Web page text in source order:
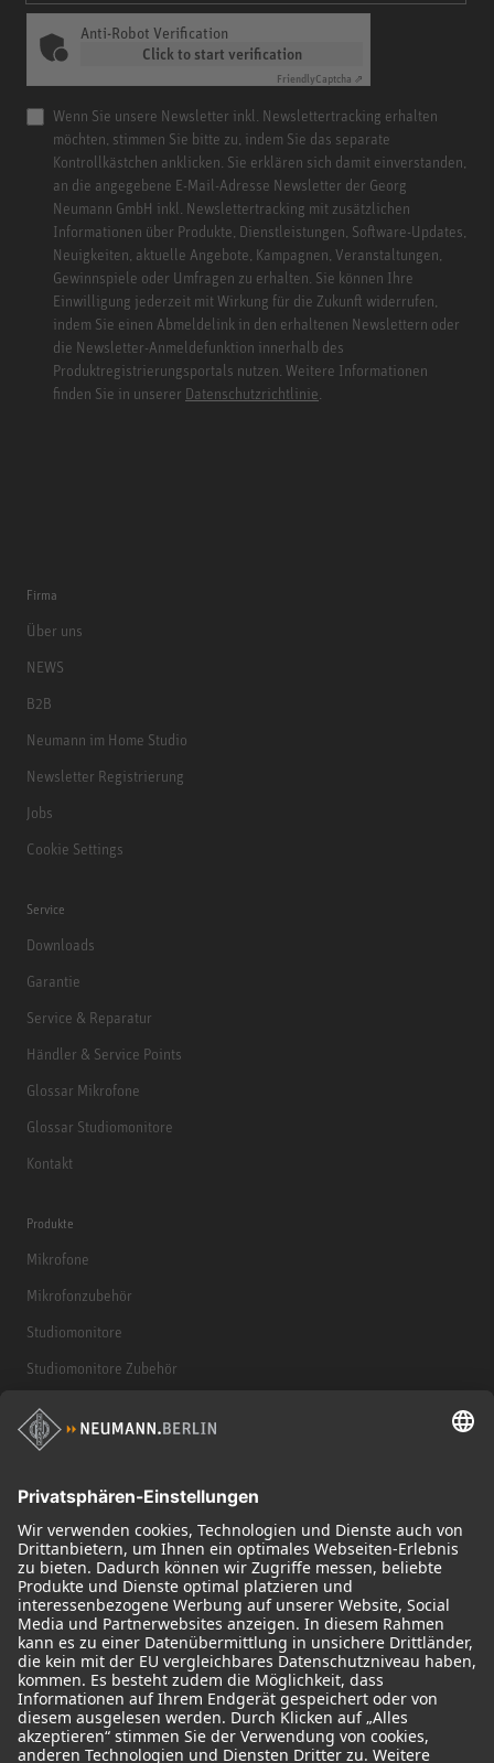
Anti-Robot Verification
Click to start verification
FriendlyCaptcha ⇗
Wenn Sie unsere Newsletter inkl. Newslettertracking erhalten
möchten, stimmen Sie bitte zu, indem Sie das separate
Kontrollkästchen anklicken. Sie erklären sich damit einverstanden,
an die angegebene E-Mail-Adresse Newsletter der Georg
Neumann GmbH inkl. Newslettertracking mit zusätzlichen
Informationen über Produkte, Dienstleistungen, Software-Updates,
Neuigkeiten, aktuelle Angebote, Kampagnen, Veranstaltungen,
Gewinnspiele oder Umfragen zu erhalten. Sie können Ihre
Einwilligung jederzeit mit Wirkung für die Zukunft widerrufen,
indem Sie einen Abmeldelink in den erhaltenen Newslettern oder
die Newsletter-Anmeldefunktion innerhalb des
Produktregistrierungsportals nutzen. Weitere Informationen
finden Sie in unserer Datenschutzrichtlinie
Firma
Über uns
NEWS
B2B
Neumann im Home Studio
Newsletter Registrierung
Jobs
Cookie Settings
Service
Downloads
Garantie
Service & Reparatur
Händler & Service Points
Glossar Mikrofone
Glossar Studiomonitore
Kontakt
Produkte
Mikrofone
Mikrofonzubehör
Studiomonitore
Studiomonitore Zubehör
Kopfhörer
Historische Mikrofone
© 2018 - 2026Georg Neumann GmbH